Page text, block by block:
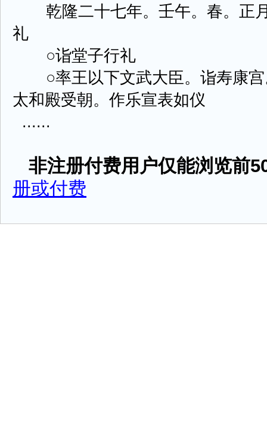
乾隆二十七年。壬午。春。正
礼
○诣堂子行礼
○率王以下文武大臣。诣寿康宫
太和殿受朝。作乐宣表如仪
......
非注册付费用户仅能浏览前
册或付费